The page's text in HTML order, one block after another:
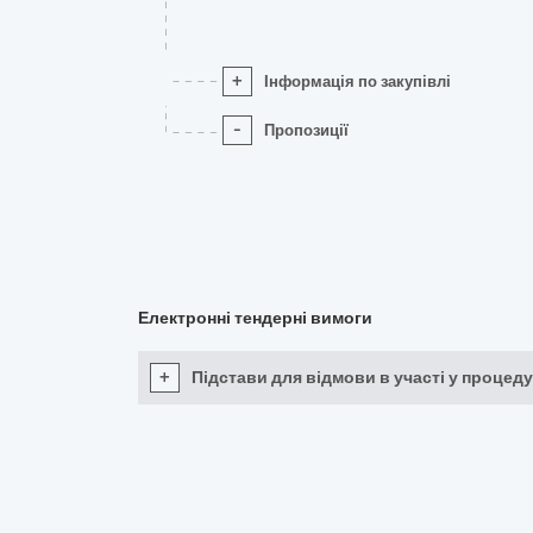
+ Інформація по закупівлі
- Пропозиції
Електронні тендерні вимоги
+ Підстави для відмови в участі у